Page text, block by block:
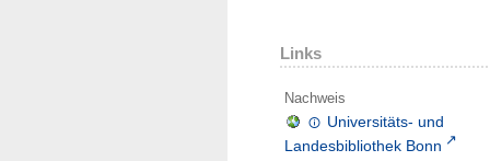
Links
Nachweis
Universitäts- und
Landesbibliothek Bonn